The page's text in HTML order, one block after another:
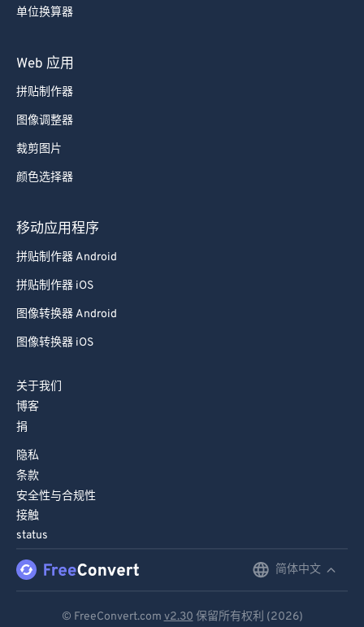
单位换算器
Web 应用
拼贴制作器
图像调整器
裁剪图片
颜色选择器
移动应用程序
拼贴制作器 Android
拼贴制作器 iOS
图像转换器 Android
图像转换器 iOS
关于我们
博客
捐
隐私
条款
安全性与合规性
接触
status
简体中文
© FreeConvert.com v2.30 保留所有权利 (2026)